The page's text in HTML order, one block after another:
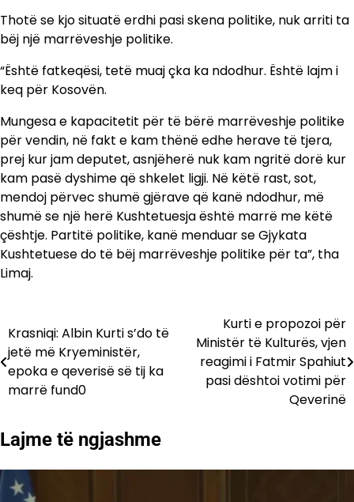
Thotë se kjo situatë erdhi pasi skena politike, nuk arriti ta
bëj një marrëveshje politike.
“Është fatkeqësi, tetë muaj çka ka ndodhur. Është lajm i
keq për Kosovën.
Mungesa e kapacitetit për të bërë marrëveshje politike
për vendin, në fakt e kam thënë edhe herave të tjera,
prej kur jam deputet, asnjëherë nuk kam ngritë dorë kur
kam pasë dyshime që shkelet ligji. Në këtë rast, sot,
mendoj përvec shumë gjërave që kanë ndodhur, më
shumë se një herë Kushtetuesja është marrë me këtë
çështje. Partitë politike, kanë menduar se Gjykata
Kushtetuese do të bëj marrëveshje politike për ta”, tha
Limaj.
Lëvizje
te
postimet
Krasniqi: Albin Kurti s’do të
jetë më Kryeministër,
epoka e qeverisë së tij ka
marrë fund0
Kurti e propozoi për
Ministër të Kulturës, vjen
reagimi i Fatmir Spahiut
pasi dështoi votimi për
Qeverinë
Lajme të ngjashme